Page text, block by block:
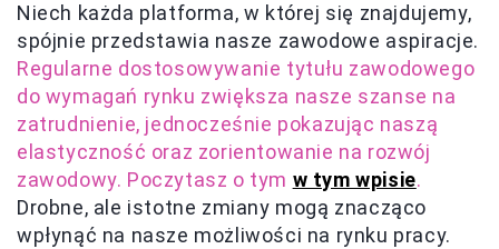
Niech każda platforma, w której się znajdujemy,
spójnie przedstawia nasze zawodowe aspiracje.
Regularne dostosowywanie tytułu zawodowego
do wymagań rynku zwiększa nasze szanse na
zatrudnienie, jednocześnie pokazując naszą
elastyczność oraz zorientowanie na rozwój
zawodowy. Poczytasz o tym w tym wpisie.
Drobne, ale istotne zmiany mogą znacząco
wpłynąć na nasze możliwości na rynku pracy.